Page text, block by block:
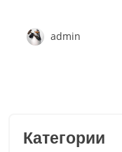
Категории
admin